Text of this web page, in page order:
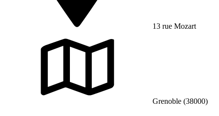
13 rue Mozart
Grenoble (38000)